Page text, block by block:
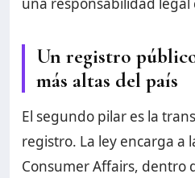
Un registro
más altas del país
El segundo pilar es la
registro. La ley encarga a
Consumer Affairs, dentro